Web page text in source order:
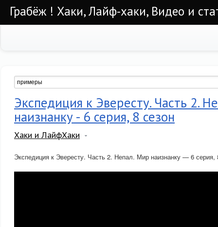
Грабёж ! Хаки, Лайф-хаки, Видео и
Экспедиция к Эвересту. Часть 2.
наизнанку - 6 серия, 8 сезон
Хаки и ЛайфХаки
Экспедиция к Эвересту. Часть 2. Непал. Мир наизнанку — 6 серия,